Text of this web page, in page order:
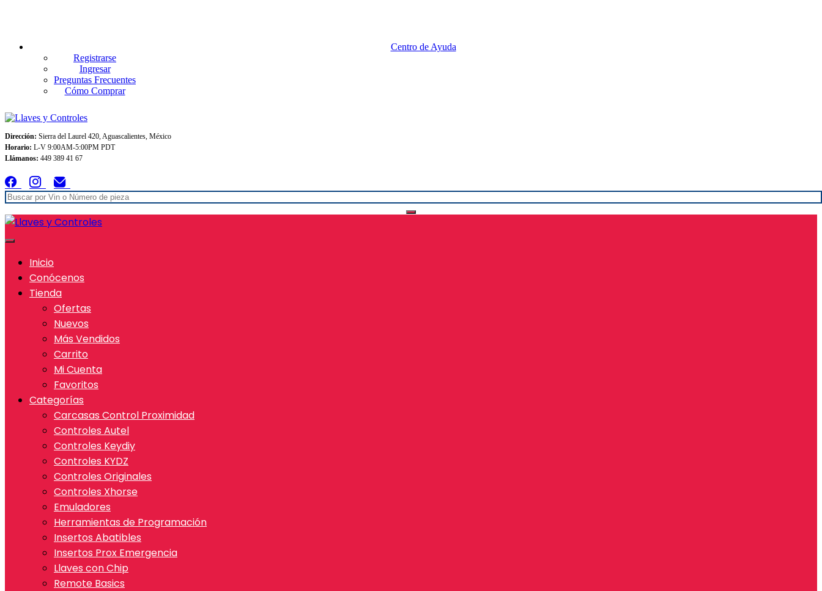
Centro de Ayuda
Registrarse
Ingresar
Preguntas Frecuentes
Cómo Comprar
Dirección: Sierra del Laurel 420, Aguascalientes, México
Horario: L-V 9:00AM-5:00PM PDT
Llámanos: 449 389 41 67
Inicio
Conócenos
Tienda
Ofertas
Nuevos
Más Vendidos
Carrito
Mi Cuenta
Favoritos
Categorías
Carcasas Control Proximidad
Controles Autel
Controles Keydiy
Controles KYDZ
Controles Originales
Controles Xhorse
Emuladores
Herramientas de Programación
Insertos Abatibles
Insertos Prox Emergencia
Llaves con Chip
Remote Basics